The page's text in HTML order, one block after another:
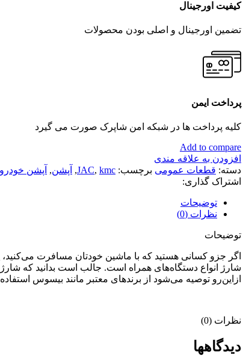
کیفیت اورجینال
تضمین اورجینال و اصلی بودن محصولات
پرداخت ایمن
کلیه پرداخت ها در شبکه امن شاپرک صورت می گیرد
Add to compare
افزودن به علاقه مندی
دسته: قطعات عمومی برچسب: JAC, kmc
, آپشن, آپشن خودرو
اشتراک گذاری:
توضیحات
نظرات (0)
توضیحات
اگر جزو کسانی هستید که با ماشین خودتان مسافرت می‌کنید،
شارژ انواع دستگاه‌های همراه است. جالب است بدانید که
ازاین‌رو توصیه می‌شود از برندهای معتبر مانند بیسوس استفاده شود. شارژر فندکی
نظرات (0)
دیدگاهها